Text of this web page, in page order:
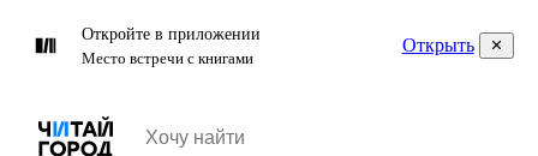
Откройте в приложении
Место встречи с книгами
Открыть